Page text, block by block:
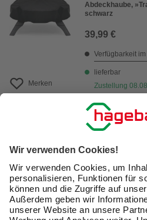
Merken
Abdeckhaube,
schwarz
39,99 €
Verfügbarkeit
lieferbar
Zustellung
1
Hochwertige
perfekten Schutz
Wenn Du ein Grillfan und